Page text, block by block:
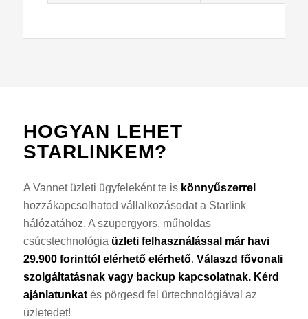
HOGYAN LEHET
STARLINKEM?
A Vannet üzleti ügyfeleként te is könnyűszerrel
hozzákapcsolhatod vállalkozásodat a Starlink
hálózatához. A szupergyors, műholdas
csúcstechnológia üzleti felhasználással már havi
29.900 forinttól elérhető elérhető. Válaszd fővonali
szolgáltatásnak vagy backup kapcsolatnak. Kérd
ajánlatunkatés pörgesd fel űrtechnológiával az
üzletedet!